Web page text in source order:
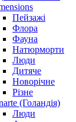
Пейзажі
Флора
Фауна
Натюрморти
Люди
Дитяче
Новорічне
Різне
(Голандія)
Люди